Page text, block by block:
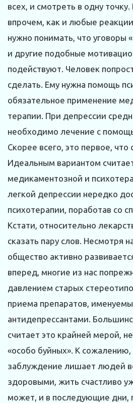
всех, и смотреть в одну
впрочем, как и любые
нужно понимать, что уговоры
и другие подобные
подействуют. Человек
сделать. Ему нужна помощь
обязательное применение
терапии. При депрессии
необходимо лечение с
Скорее всего, это первое, что
Идеальным вариантом
медикаментозной и
легкой депрессии нередко
психотерапии, поработав со
Кстати, относительно
сказать пару слов. Несмотря
общество активно
вперед, многие из нас
давлением старых
приема препаратов,
антидепрессантами.
считает это крайней мерой,
«особо буйных». К
заблуждение лишает людей
здоровыми, жить счастливо
может, и в последующие дни,